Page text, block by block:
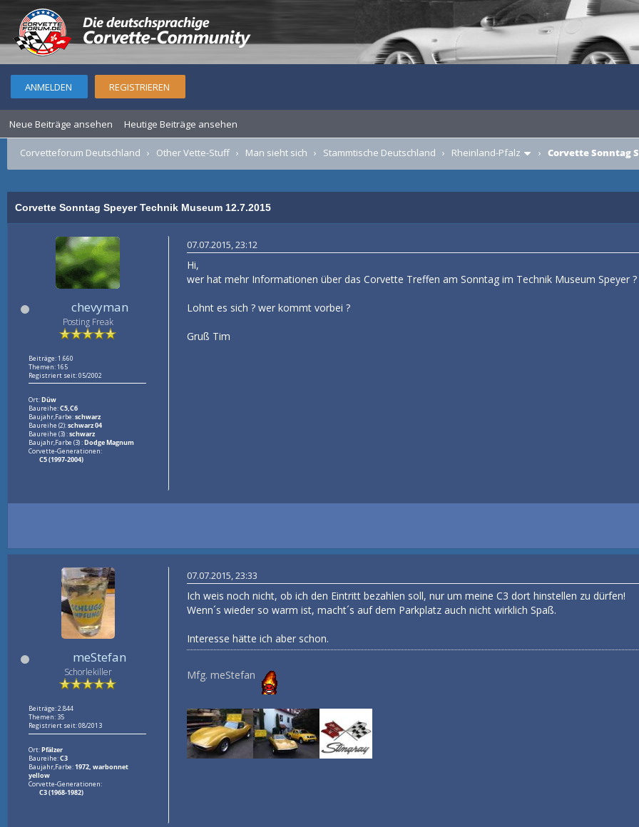
ANMELDEN REGISTRIEREN
Neue Beiträge ansehen Heutige Beiträge ansehen
Corvetteforum Deutschland › Other Vette-Stuff › Man sieht sich › Stammtische Deutschland › Rheinland-Pfalz › Corvette Sonntag
Corvette Sonntag Speyer Technik Museum 12.7.2015
chevyman
Posting Freak
Beiträge: 1.660
Themen: 165
Registriert seit: 05/2002
Ort:Düw
Baureihe:C5,C6
Baujahr,Farbe:schwarz
Baureihe (2):schwarz 04
Baureihe (3) :schwarz
Baujahr,Farbe (3) :Dodge Magnum
Corvette-Generationen:
C5 (1997-2004)
07.07.2015, 23:12
Hi,
wer hat mehr Informationen über das Corvette Treffen am Sonntag im Technik Museum Speyer ?
Lohnt es sich ? wer kommt vorbei ?
Gruß Tim
meStefan
Schorlekiller
Beiträge: 2.844
Themen: 35
Registriert seit: 08/2013
Ort:Pfälzer
Baureihe:C3
Baujahr,Farbe:1972, warbonnet
yellow
Corvette-Generationen:
C3 (1968-1982)
07.07.2015, 23:33
Ich weis noch nicht, ob ich den Eintritt bezahlen soll, nur um meine C3 dort hinstellen zu dürfen!
Wenn´s wieder so warm ist, macht´s auf dem Parkplatz auch nicht wirklich Spaß.
Interesse hätte ich aber schon.
Mfg. meStefan